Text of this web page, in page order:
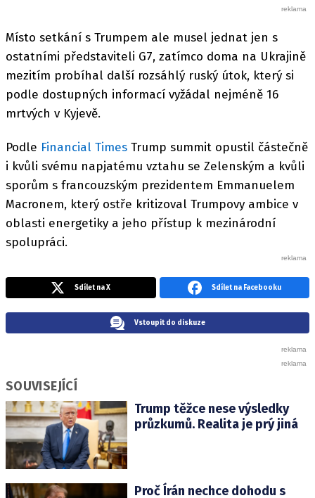
Místo setkání s Trumpem ale musel jednat jen s
ostatními představiteli G7, zatímco doma na Ukrajině
mezitím probíhal další rozsáhlý ruský útok, který si
podle dostupných informací vyžádal nejméně 16
mrtvých v Kyjevě.
Podle Financial Times Trump summit opustil částečně
i kvůli svému napjatému vztahu se Zelenským a kvůli
sporům s francouzským prezidentem Emmanuelem
Macronem, který ostře kritizoval Trumpovy ambice v
oblasti energetiky a jeho přístup k mezinárodní
spolupráci.
Sdílet na X Sdílet na Facebooku
Vstoupit do diskuze
SOUVISEJÍCÍ
Trump těžce nese výsledky
průzkumů. Realita je prý jiná
Proč Írán nechce dohodu s